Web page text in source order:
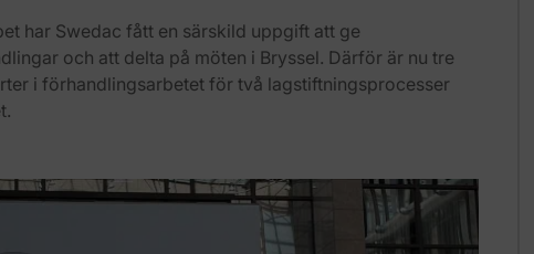
har Swedac fått en särskild uppgift att ge
och att delta på möten i Bryssel. Därför är nu tre
i förhandlingsarbetet för två lagstiftningsprocesser